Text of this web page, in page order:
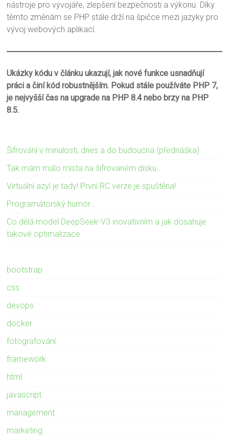
nástroje pro vývojáře, zlepšení bezpečnosti a výkonu. Díky
těmto změnám se PHP stále drží na špičce mezi jazyky pro
vývoj webových aplikací.
Ukázky kódu v článku ukazují, jak nové funkce usnadňují
práci a činí kód robustnějším. Pokud stále používáte PHP 7,
je nejvyšší čas na upgrade na PHP 8.4 nebo brzy na PHP
8.5.
Šifrování v minulosti, dnes a do budoucna (přednáška)
Tak mám málo místa na šifrovaném disku…
Virtuální azyl je tady! První RC verze je spuštěna!
Programátorský humor…
Co dělá model DeepSeek-V3 inovativním a jak dosahuje
takové optimalizace
bootstrap
css
devops
docker
fotografování
framework
html
javascript
management
marketing